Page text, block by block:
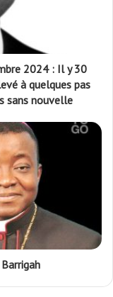
2024 : Il y 30
à quelques pas
sans nouvelle